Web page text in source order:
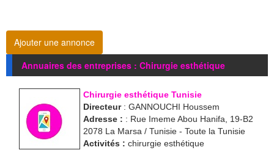
Ajouter une annonce
Annuaires des entreprises : Chirurgie esthétique
Chirurgie esthétique Tunisie
Directeur: GANNOUCHI Houssem
Adresse : : Rue Imeme Abou Hanifa, 19-B2
2078 La Marsa / Tunisie - Toute la Tunisie
Activités : chirurgie esthétique